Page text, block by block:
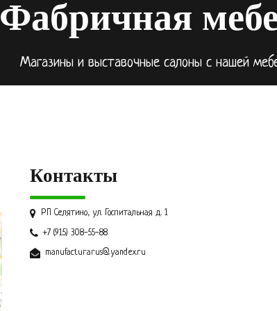
Фабричная
Магазины и выставочные салоны с нашей
Контакты
РП Селятино, ул. Госпитальная д. 1
+7 (915) 308-55-88
manufacturarus@yandex.ru